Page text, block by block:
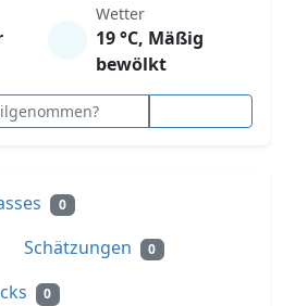
Wetter
19 °C, Mäßig
bewölkt
0
Schätzungen 0
0